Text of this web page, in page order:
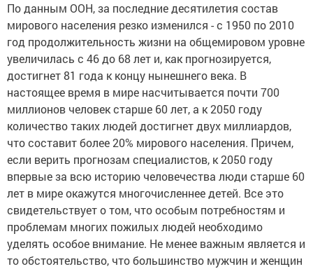
По данным ООН, за последние десятилетия состав
мирового населения резко изменился - с 1950 по 2010
год продолжительность жизни на общемировом уровне
увеличилась с 46 до 68 лет и, как прогнозируется,
достигнет 81 года к концу нынешнего века. В
настоящее время в мире насчитывается почти 700
миллионов человек старше 60 лет, а к 2050 году
количество таких людей достигнет двух миллиардов,
что составит более 20% мирового населения. Причем,
если верить прогнозам специалистов, к 2050 году
впервые за всю историю человечества люди старше 60
лет в мире окажутся многочисленнее детей. Все это
свидетельствует о том, что особым потребностям и
проблемам многих пожилых людей необходимо
уделять особое внимание. Не менее важным является и
то обстоятельство, что большинство мужчин и женщин